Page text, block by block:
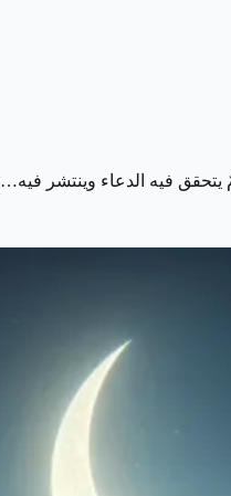
يتحقق فيه الدعاء وينتشر فيه…